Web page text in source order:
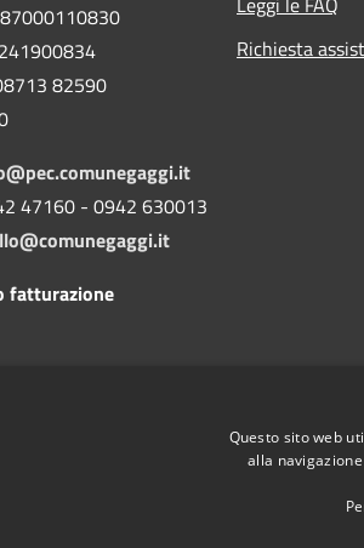
87000110830
82590
47160 - 0942 630013
fatturazione
Richiesta
Questo sito web
alla